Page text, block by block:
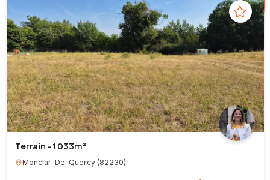
Terrain - 1 033m²
Monclar-De-Quercy(82230)